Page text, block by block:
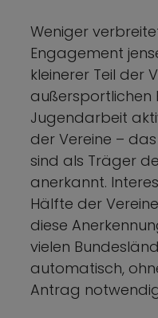
Weniger
Engagement
kleinerer Teil der
außersportlichen
Jugendarbeit
der Vereine –
sind als Träger
anerkannt.
Hälfte der
diese
vielen
automatisch,
Antrag